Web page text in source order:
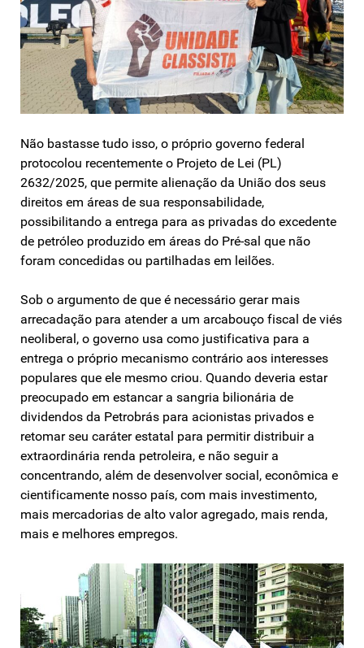
Não bastasse tudo isso, o próprio governo federal
protocolou recentemente o Projeto de Lei (PL)
2632/2025, que permite alienação da União dos seus
direitos em áreas de sua responsabilidade,
possibilitando a entrega para as privadas do excedente
de petróleo produzido em áreas do Pré-sal que não
foram concedidas ou partilhadas em leilões.
Sob o argumento de que é necessário gerar mais
arrecadação para atender a um arcabouço fiscal de viés
neoliberal, o governo usa como justificativa para a
entrega o próprio mecanismo contrário aos interesses
populares que ele mesmo criou. Quando deveria estar
preocupado em estancar a sangria bilionária de
dividendos da Petrobrás para acionistas privados e
retomar seu caráter estatal para permitir distribuir a
extraordinária renda petroleira, e não seguir a
concentrando, além de desenvolver social, econômica e
cientificamente nosso país, com mais investimento,
mais mercadorias de alto valor agregado, mais renda,
mais e melhores empregos.